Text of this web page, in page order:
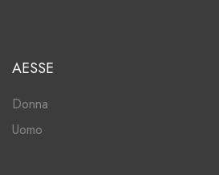
AESSE
Donna
Uomo